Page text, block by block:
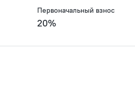
Первоначальный взнос
20%